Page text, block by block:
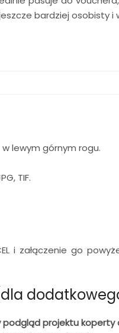
bardziej osobisty
lewym górnym rogu.
TIF.
i załączenie go
podgląd projektu